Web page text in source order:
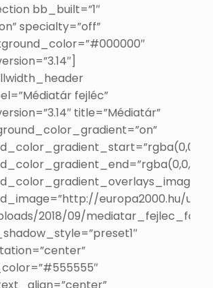
bb_built=”1″
specialty=”off”
fejléc”
title=”Médiatár”
europa2000.hu/uj/
2018/09/mediatar_fejlec_foto-